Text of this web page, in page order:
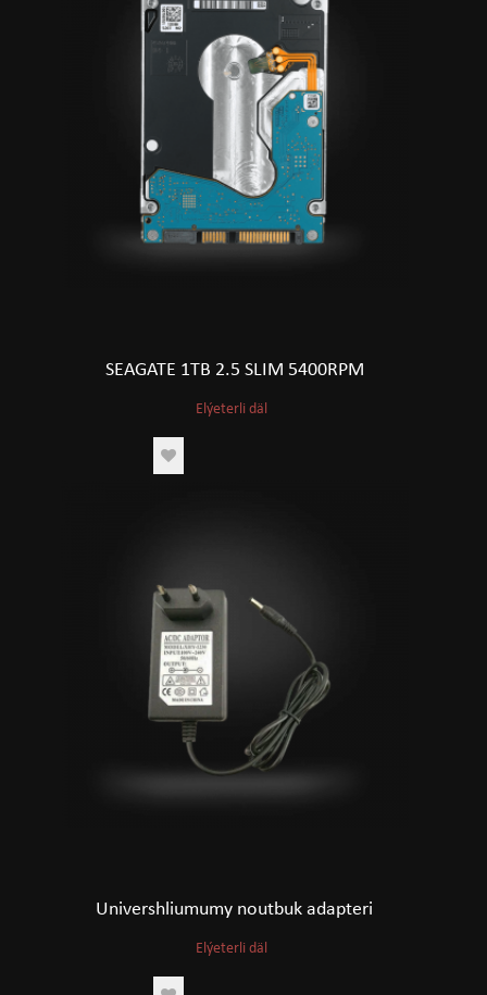
SEAGATE 1TB 2.5 SLIM 5400RPM
Elýeterli däl
Univershliumumy noutbuk adapteri
Elýeterli däl